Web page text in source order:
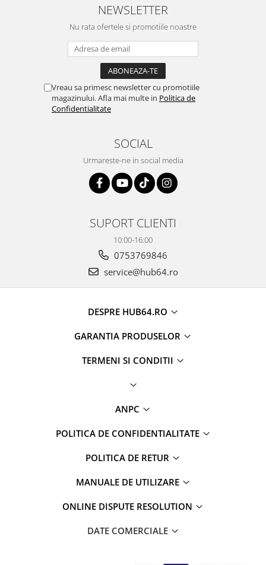
NEWSLETTER
Nu rata ofertele si promotiile noastre
Vreau sa primesc newsletter cu promotiile
magazinului. Afla mai multe in Politica de
Confidentialitate
SOCIAL
Urmareste-ne in social media
SUPORT CLIENTI
10:00-16:00
0753769846
service@hub64.ro
DESPRE HUB64.RO
GARANTIA PRODUSELOR
TERMENI SI CONDITII
ANPC
POLITICA DE CONFIDENTIALITATE
POLITICA DE RETUR
MANUALE DE UTILIZARE
ONLINE DISPUTE RESOLUTION
DATE COMERCIALE